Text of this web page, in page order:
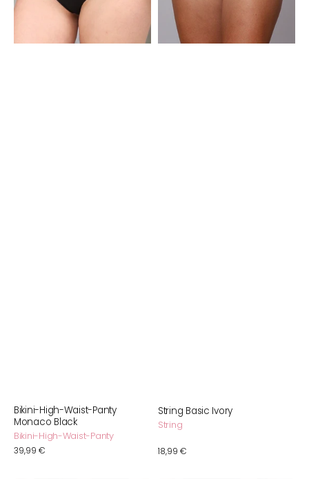
Bikini-High-Waist-Panty
Monaco Black
Bikini-High-Waist-Panty
Normaler
39,99 €
String Basic Ivory
String
Normaler
18,99 €